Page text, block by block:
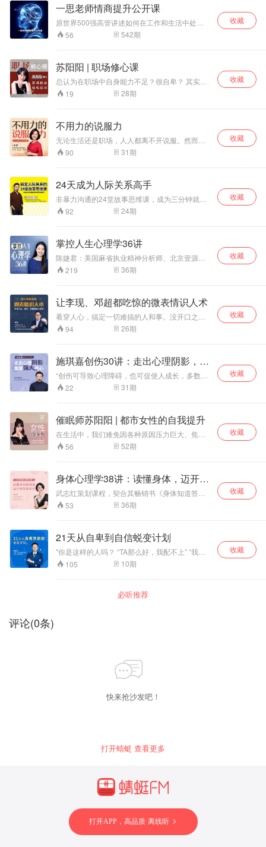
一思老师情商提升公开课
原世界500强高管讲述如何在工作和生活中处理
人际关系，给到大家条理清晰的思路和定位，来
处理"人与人“”人与事“之间的关系，提高解决问题
56 542期
收藏
苏阳阳 | 职场修心课
总认为在职场中自身能力不足？很自卑？ 其实是
我们不会洞察人心，不善于观察周围同事和领导
对你的言下之意。 这门课程可以让你做到“知
的视角为你答疑解惑，陪你成长，教你学会轻松
应对职场的各种挑战。 全面提升五种职场能
力："决策力、思考力、链接力、执行力、影响
力。” 让你：思维升级 、理解深层 、视角多元 、
情绪松弛 、激发潜力、持续精进。
19 28期
收藏
不用力的说服力
无论生活还是职场，人人都离不开说服。然而很
多人想拥有说服力，却搞错了说服的本质。说服
不是改变和控制，而是对方自己的选择，有效说
课程给大家的，不是搞定外在的口才技法，而是
从自身开始的认知心法，不是教你通过说服改变
他人，而是掌握人观点改变的规律，是对方心悦
诚服的自发改变。不用力的说服力，是你对世界
的影响力。本课程是一条让你登顶世界高手的自
90 31期
收藏
24天成为人际关系高手
非暴力沟通的24堂故事思维课，成为三分钟就能
讲好故事的沟通高手。
92 24期
收藏
掌控人生心理学36讲
陈婕君：美国麻省执业精神分析师、北京壹源心
理健康中心创始人。教你扫描“心理基因”，全面掌
控自己的人生。
219 36期
收藏
让李现、邓超都吃惊的微表情识人术
看穿人心，搞定一切难搞的人和事。没开口之
前，其实别人已经给了你想知道的答案
94 26期
收藏
施琪嘉创伤30讲：走出心理阴影，重
塑强大内心
“创伤可导致心理障碍，也可促使人成长，多数人
成长了。”施琪嘉教授在创伤治疗领域研究超过25
年，他发现——每个人其实都有自我疗愈的本
的本能激发出来，重塑强大内心。
22 31期
收藏
催眠师苏阳阳 | 都市女性的自我提升
在生活中，我们难免因各种原因压力巨大、焦虑
不安，琐事缠身、注意力难以集中、效率低下、
很多人还受失眠、衰老、肥胖等种种问题困扰。
苏阳阳博士将帮助你： 1.疗愈失眠，让你拥有优
质睡眠 2.卸下身心压力，不再受焦虑所困，内心
平和 3.清除大脑杂念和负面情绪，使人际关系和
谐 4.疗愈被慢性不适困扰的人 5.用科学的方式激
发大脑潜能，提升个人专注力
56 52期
收藏
身体心理学38讲：读懂身体，迈开改
变步伐
武志红策划课程，契合其畅销书《身体知道答
案》理念； 平台力推、市面稀缺深度疗愈课，围
绕创伤、情绪、亲密关系、活力等热门议题，探
体、疏解情绪、促进关系； 另课程配有5节视频
版本，给予练习舞动的动作指点及要点。
53 36期
收藏
21天从自卑到自信蜕变计划
"你是这样的人吗？ “TA那么好，我配不上” “我不
行，我会把事情搞砸的” “TA是不是不喜欢我” 领导
面前没法儿自信汇报成绩，别人在台前风光，你
体活动更是能躲就躲，与同事关系一般 有好感的
异性不敢主动接近，错过本该美好的感情，留下
105 10期
收藏
必听推荐
评论(0条)
快来抢沙发吧！
打开蜻蜓 查看更多
打开APP，高品质·离线听